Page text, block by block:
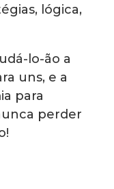
lógica,
lo-ão a
uns, e a
para
perder